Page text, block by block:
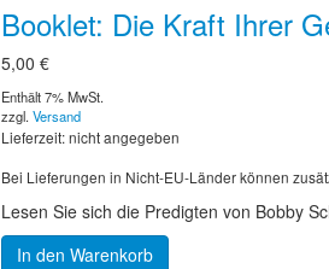
Booklet: Die Kraft Ihrer
5,00 €
Enthält 7% MwSt.
zzgl. Versand
Lieferzeit: nicht angegeben
Bei Lieferungen in Nicht-EU-Länder können
Lesen Sie sich die Predigten von Bobby
In den Warenkorb